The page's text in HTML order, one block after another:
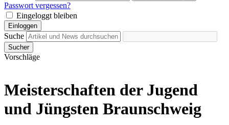
Passwort vergessen?
Eingeloggt bleiben
Einloggen
Suche
Sucher
Vorschläge
Meisterschaften der Jugend
und Jüngsten Braunschweig